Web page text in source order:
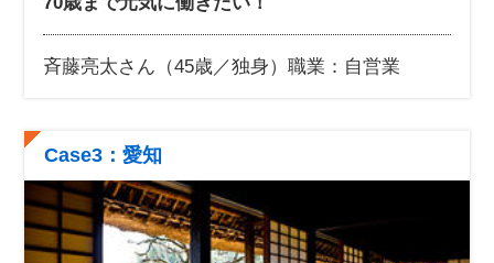
斉藤亮太さん（45歳／独身） 職業：自営業
Case3：愛知